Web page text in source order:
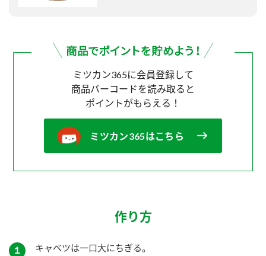
ミツカン365に会員登録して
商品バーコードを読み取ると
ポイントがもらえる！
ミツカン365はこちら
作り方
１ キャベツは一口大にちぎる。